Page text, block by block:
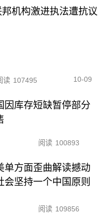
机构激进执法遭抗议
读 107495 10-09
因库存短缺暂停部分
阅读 100893
单方面歪曲解读撼动
会坚持一个中国原则
阅读 109856